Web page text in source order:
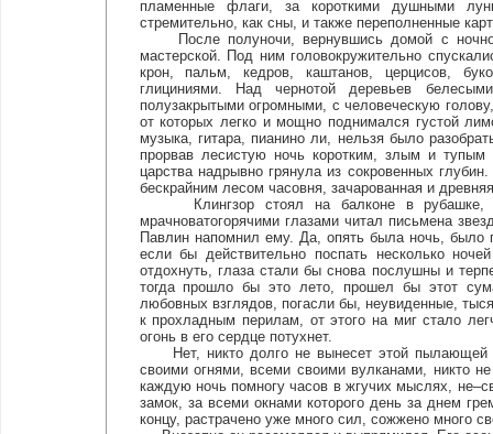
пламенные флаги, за короткими душными
стремительно, как сны, и также переполненные
После полуночи, вернувшись домой с ночной
мастерской. Под ним головокружительно
крон, пальм, кедров, каштанов, церцисов,
глициниями. Над чернотой деревьев
полузакрытыми огромными, с человеческую
от которых легко и мощно поднимался густой
музыка, гитара, пианино ли, нельзя было
прорвав лесистую ночь коротким, злым и тупым
царства надрывно грянула из сокровенных
бескрайним лесом часовня, зачарованная и
Клингзор стоял на балконе в рубашке,
мрачноватогорячими глазами читал письмена
Павлин напомнил ему. Да, опять была ночь, было
если бы действительно поспать несколько
отдохнуть, глаза стали бы снова послушны и
тогда прошло бы это лето, прошел бы этот
любовных взглядов, погасли бы, неувиденные,
к прохладным перилам, от этого на миг стало
огонь в его сердце потухнет.
Нет, никто долго не вынесет этой пылающей
своими огнями, всеми своими вулканами, никто
каждую ночь помногу часов в жгучих мыслях,
замок, за всеми окнами которого день за днем
концу, растрачено уже много сил, сожжено много